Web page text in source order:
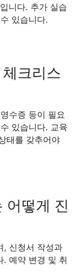
니다. 추가 실습
있습니다.
크리스
수증 등이 필요
있습니다. 교육
태를 갖추어야
어떻게 진
, 신청서 작성과
. 예약 변경 및 취